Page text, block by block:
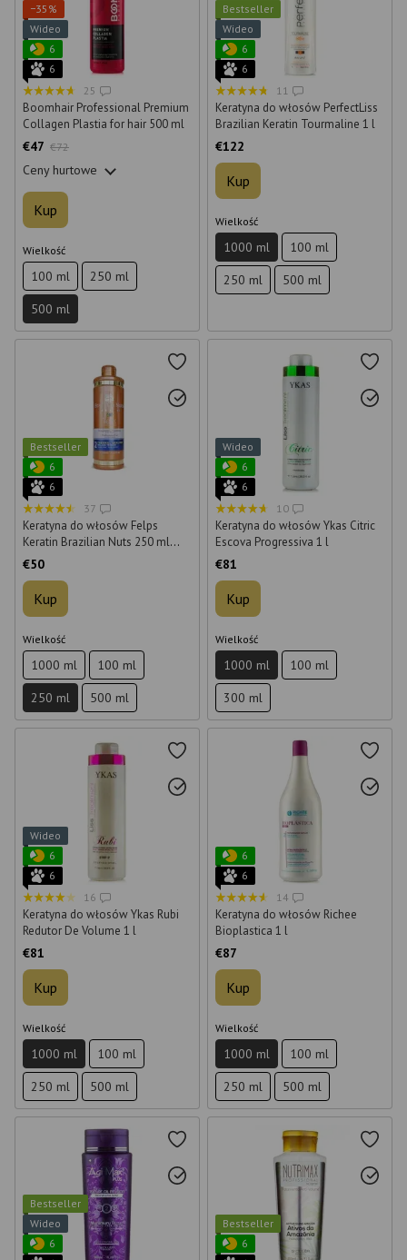
−35%
Wideo
6
6
25
Boomhair Professional Premium
Collagen Plastia for hair 500 ml
€47 €72
Ceny hurtowe
Kup
Wielkość
100 ml
250 ml
500 ml
Bestseller
Wideo
6
6
11
Keratyna do włosów PerfectLiss
Brazilian Keratin Tourmaline 1 l
€122
Kup
Wielkość
1000 ml
100 ml
250 ml
500 ml
Bestseller
6
6
37
Keratyna do włosów Felps
Keratin Brazilian Nuts 250 ml
(krok 2)
€50
Kup
Wielkość
1000 ml
100 ml
250 ml
500 ml
Wideo
6
6
10
Keratyna do włosów Ykas Citric
Escova Progressiva 1 l
€81
Kup
Wielkość
1000 ml
100 ml
300 ml
Wideo
6
6
16
Keratyna do włosów Ykas Rubi
Redutor De Volume 1 l
€81
Kup
Wielkość
1000 ml
100 ml
250 ml
500 ml
6
6
14
Keratyna do włosów Richee
Bioplastica 1 l
€87
Kup
Wielkość
1000 ml
100 ml
250 ml
500 ml
Bestseller
Wideo
6
Bestseller
6